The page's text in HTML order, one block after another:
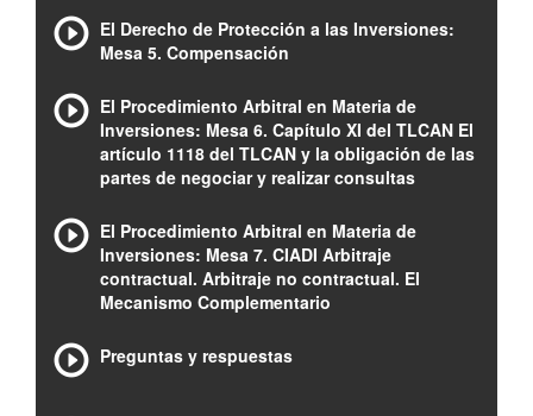
El Derecho de Protección a las Inversiones:
Mesa 5. Compensación
El Procedimiento Arbitral en Materia de
Inversiones: Mesa 6. Capítulo XI del TLCAN El
artículo 1118 del TLCAN y la obligación de las
partes de negociar y realizar consultas
El Procedimiento Arbitral en Materia de
Inversiones: Mesa 7. CIADI Arbitraje
contractual. Arbitraje no contractual. El
Mecanismo Complementario
Preguntas y respuestas